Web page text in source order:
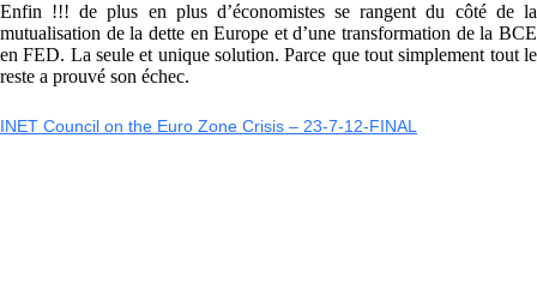
Enfin !!! de plus en plus d’économistes se rangent du côté de la
mutualisation de la dette en Europe et d’une transformation de la BCE
en FED. La seule et unique solution. Parce que tout simplement tout le
reste a prouvé son échec.
INET Council on the Euro Zone Crisis – 23-7-12-FINAL